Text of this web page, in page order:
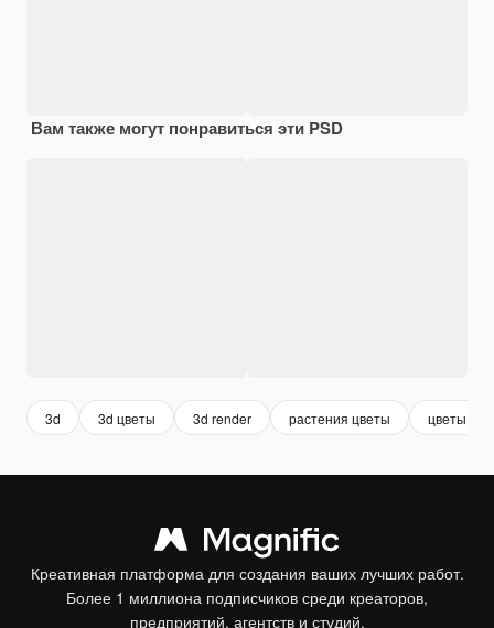
Вам также могут понравиться эти PSD
3d 3d цветы 3d render растения цветы цветы
Креативная платформа для создания ваших лучших работ.
Более 1 миллиона подписчиков среди креаторов,
предприятий, агентств и студий.